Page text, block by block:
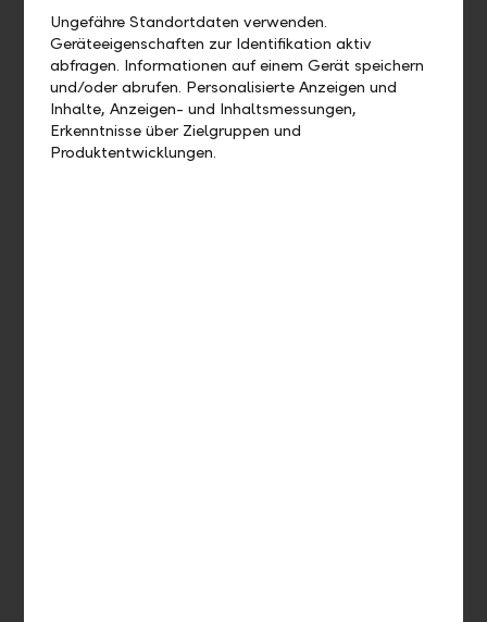
Ungefähre Standortdaten verwenden.
Geräteeigenschaften zur Identifikation aktiv
abfragen. Informationen auf einem Gerät speichern
und/oder abrufen. Personalisierte Anzeigen und
Inhalte, Anzeigen- und Inhaltsmessungen,
Erkenntnisse über Zielgruppen und
Produktentwicklungen.